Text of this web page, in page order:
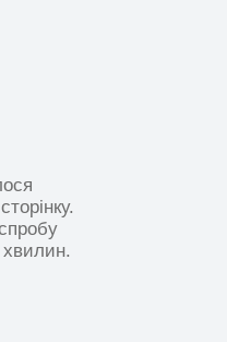
хвилин.